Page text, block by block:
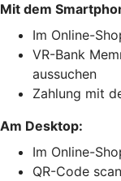
Mit dem
Im Online-
VR-Bank
aussuchen
Zahlung mit
Am Desktop:
Im Online-
QR-Code